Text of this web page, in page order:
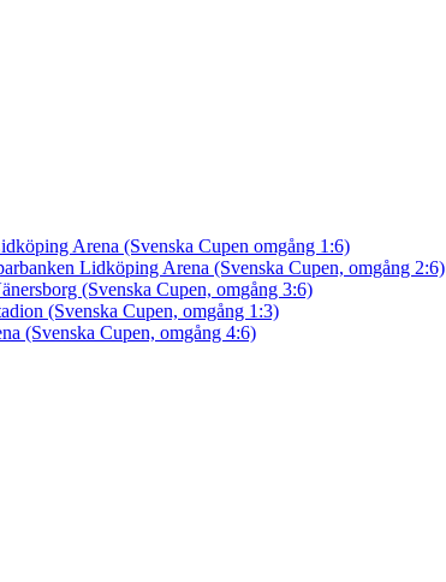
Arena (Svenska Cupen omgång 1:6)
Lidköping Arena (Svenska Cupen, omgång 2:6)
(Svenska Cupen, omgång 3:6)
(Svenska Cupen, omgång 1:3)
(Svenska Cupen, omgång 4:6)